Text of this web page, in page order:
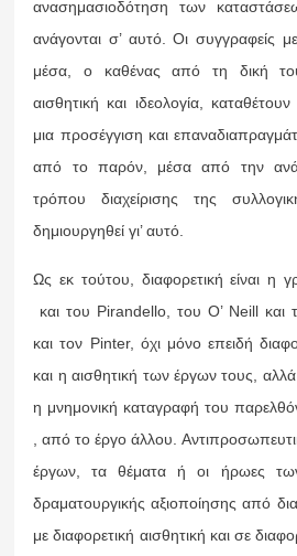
ανασημασιοδότηση των
ανάγονται σ’ αυτό. Οι συγγραφείς
μέσα, ο καθένας από τη δική
αισθητική και ιδεολογία,
μια προσέγγιση και
από το παρόν, μέσα από την
τρόπου διαχείρισης της
δημιουργηθεί γι’ αυτό.
Ως εκ τούτου, διαφορετική είναι η
και του Pirandello, του Ο’ Neill και
και τον Pinter, όχι μόνο επειδή
και η αισθητική των έργων τους, αλλά
η μνημονική καταγραφή του
, από το έργο άλλου.
έργων, τα θέματα ή οι ήρωες
δραματουργικής αξιοποίησης από
με διαφορετική αισθητική και σε